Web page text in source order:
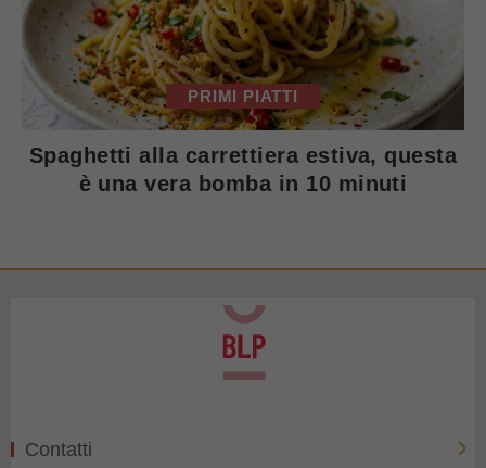
PRIMI PIATTI
Spaghetti alla carrettiera estiva, questa
è una vera bomba in 10 minuti
Contatti